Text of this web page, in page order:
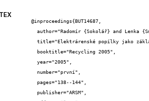
@inproceedings{BUT14687,